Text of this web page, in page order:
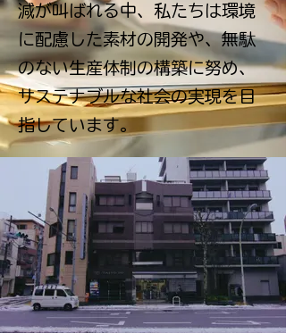
減が叫ばれる中、私たちは環境
に配慮した素材の開発や、無駄
のない生産体制の構築に努め、
サステナブルな社会の実現を目
指しています。